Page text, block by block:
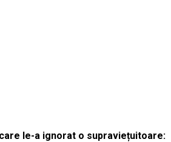
le-a ignorat o supraviețuitoare: